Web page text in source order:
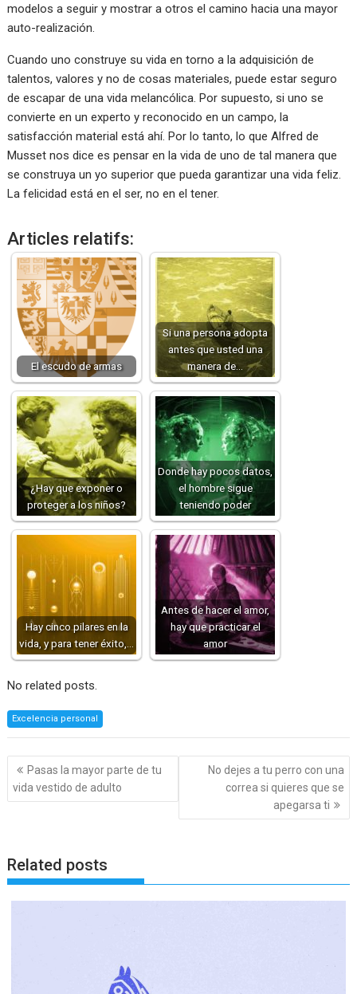
modelos a seguir y mostrar a otros el camino hacia una mayor
auto-realización.
Cuando uno construye su vida en torno a la adquisición de
talentos, valores y no de cosas materiales, puede estar seguro
de escapar de una vida melancólica. Por supuesto, si uno se
convierte en un experto y reconocido en un campo, la
satisfacción material está ahí. Por lo tanto, lo que Alfred de
Musset nos dice es pensar en la vida de uno de tal manera que
se construya un yo superior que pueda garantizar una vida feliz.
La felicidad está en el ser, no en el tener.
Articles relatifs:
El escudo de armas
Si una persona adopta
antes que usted una
manera de…
¿Hay que exponer o
proteger a los niños?
Donde hay pocos datos,
el hombre sigue
teniendo poder
Hay cinco pilares en la
vida, y para tener éxito,…
Antes de hacer el amor,
hay que practicar el
amor
No related posts.
Excelencia personal
Navegación
de
entradas
Pasas la mayor parte de tu
vida vestido de adulto
No dejes a tu perro con una
correa si quieres que se
apegarsa ti
Related posts